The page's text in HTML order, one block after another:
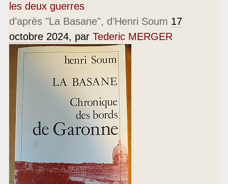
les deux guerres
d’après "La Basane", d’Henri Soum 17
octobre 2024, par Tederic MERGER